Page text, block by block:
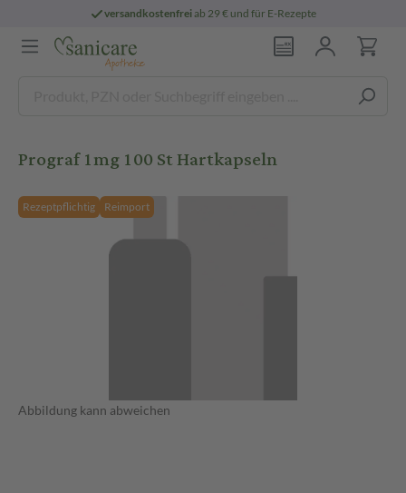
versandkostenfreiab 29 € und für E-Rezepte
Prograf 1mg 100 St Hartkapseln
Rezeptpflichtig Reimport
Abbildung kann abweichen